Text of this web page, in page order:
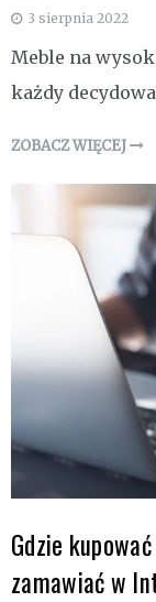
3 sierpnia 2022
Meble na
każdy
ZOBACZ WIĘCEJ
Gdzie
zamawiać w